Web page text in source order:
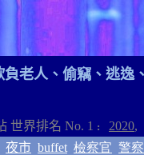
負老人、 偷竊 、 逃逸、
世界排名 No. 1 : 2020,
夜市 buffet 檢察官 警察